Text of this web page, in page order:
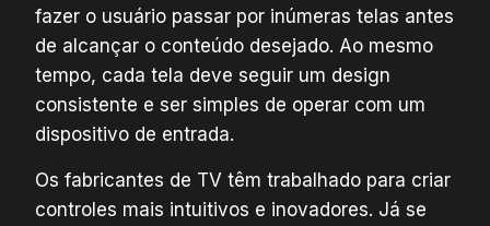
fazer o usuário passar por inúmeras telas antes
de alcançar o conteúdo desejado. Ao mesmo
tempo, cada tela deve seguir um design
consistente e ser simples de operar com um
dispositivo de entrada.
Os fabricantes de TV têm trabalhado para criar
controles mais intuitivos e inovadores. Já se